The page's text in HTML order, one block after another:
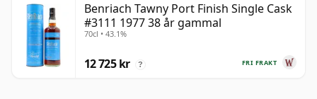
Benriach Tawny Port Finish Single Cask
#3111 1977 38 år gammal
70cl • 43.1%
FRI FRAKT
12 725 kr ?